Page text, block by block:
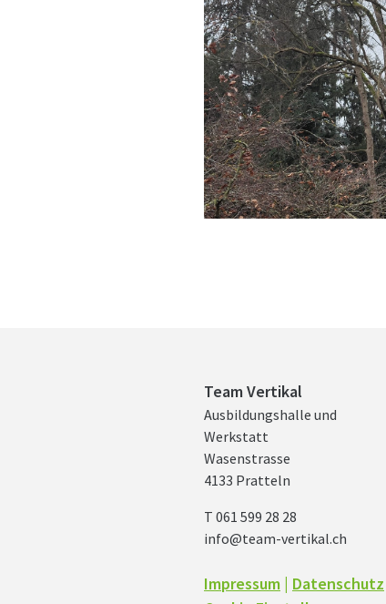
Team Vertikal
Ausbildungshalle und
Werkstatt
Wasenstrasse
4133 Pratteln
T 061 599 28 28
info@team-vertikal.ch
Impressum | Datenschutz